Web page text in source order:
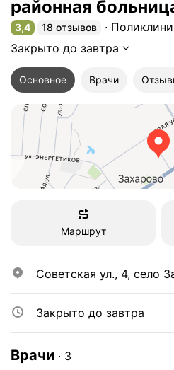
районная
Рейтинг 3,4 из 5
3,4 18 отзывов
Закрыто до завтра
Основное Врачи
Маршрут
Советская ул., 4, село
Закрыто до завтра
Врачи ∙ 3